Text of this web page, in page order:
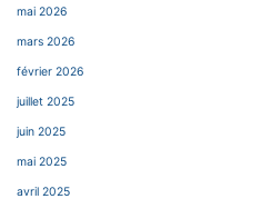
mai 2026
mars 2026
février 2026
juillet 2025
juin 2025
mai 2025
avril 2025